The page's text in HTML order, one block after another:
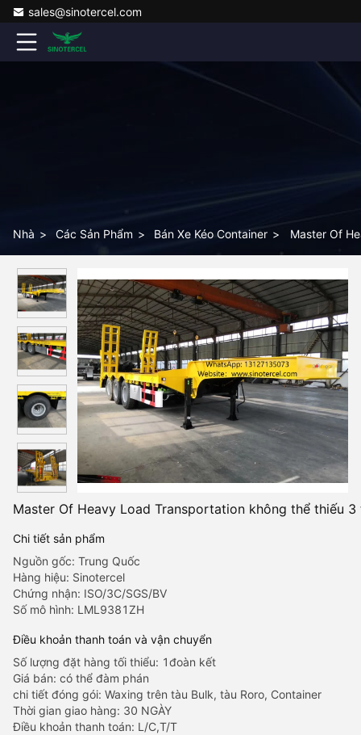
sales@sinotercel.com
Nhà > Các Sản Phẩm > Bán Xe Kéo Container > Master Of
Master Of Heavy Load Transportation không thể thiếu
Chi tiết sản phẩm
Nguồn gốc: Trung Quốc
Hàng hiệu: Sinotercel
Chứng nhận: ISO/3C/SGS/BV
Số mô hình: LML9381ZH
Điều khoản thanh toán và vận chuyển
Số lượng đặt hàng tối thiểu: 1đoàn kết
Giá bán: có thể đàm phán
chi tiết đóng gói: Waxing trên tàu Bulk, tàu Roro, Container
Thời gian giao hàng: 30 NGÀY
Điều khoản thanh toán: L/C,T/T